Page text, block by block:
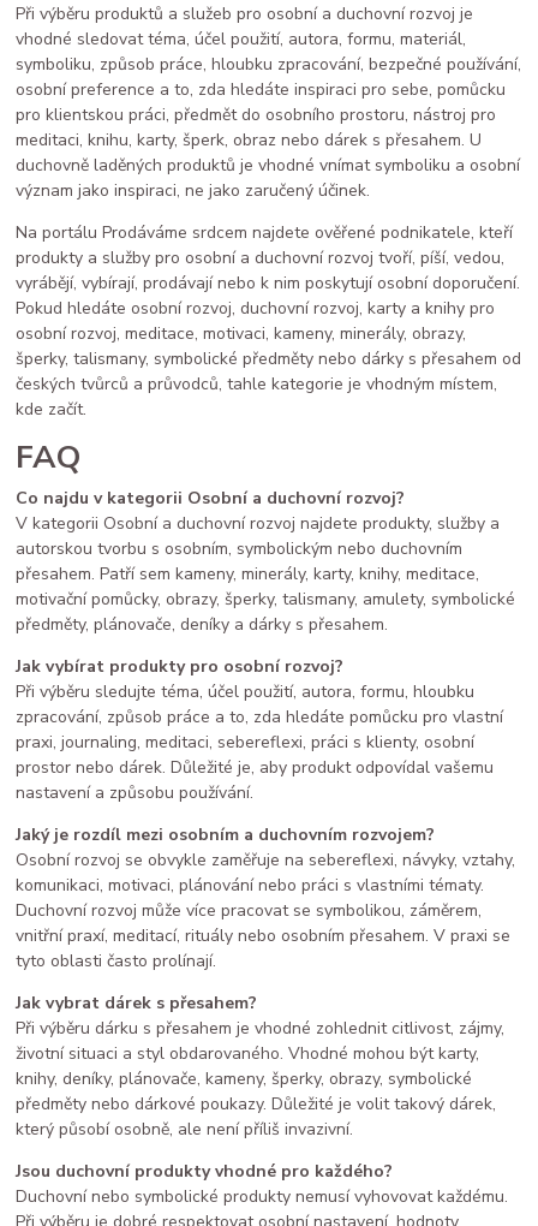
Při výběru produktů a služeb pro osobní a duchovní rozvoj je
vhodné sledovat téma, účel použití, autora, formu, materiál,
symboliku, způsob práce, hloubku zpracování, bezpečné používání,
osobní preference a to, zda hledáte inspiraci pro sebe, pomůcku
pro klientskou práci, předmět do osobního prostoru, nástroj pro
meditaci, knihu, karty, šperk, obraz nebo dárek s přesahem. U
duchovně laděných produktů je vhodné vnímat symboliku a osobní
význam jako inspiraci, ne jako zaručený účinek.
Na portálu Prodáváme srdcem najdete ověřené podnikatele, kteří
produkty a služby pro osobní a duchovní rozvoj tvoří, píší, vedou,
vyrábějí, vybírají, prodávají nebo k nim poskytují osobní doporučení.
Pokud hledáte osobní rozvoj, duchovní rozvoj, karty a knihy pro
osobní rozvoj, meditace, motivaci, kameny, minerály, obrazy,
šperky, talismany, symbolické předměty nebo dárky s přesahem od
českých tvůrců a průvodců, tahle kategorie je vhodným místem,
kde začít.
FAQ
Co najdu v kategorii Osobní a duchovní rozvoj?
V kategorii Osobní a duchovní rozvoj najdete produkty, služby a
autorskou tvorbu s osobním, symbolickým nebo duchovním
přesahem. Patří sem kameny, minerály, karty, knihy, meditace,
motivační pomůcky, obrazy, šperky, talismany, amulety, symbolické
předměty, plánovače, deníky a dárky s přesahem.
Jak vybírat produkty pro osobní rozvoj?
Při výběru sledujte téma, účel použití, autora, formu, hloubku
zpracování, způsob práce a to, zda hledáte pomůcku pro vlastní
praxi, journaling, meditaci, sebereflexi, práci s klienty, osobní
prostor nebo dárek. Důležité je, aby produkt odpovídal vašemu
nastavení a způsobu používání.
Jaký je rozdíl mezi osobním a duchovním rozvojem?
Osobní rozvoj se obvykle zaměřuje na sebereflexi, návyky, vztahy,
komunikaci, motivaci, plánování nebo práci s vlastními tématy.
Duchovní rozvoj může více pracovat se symbolikou, záměrem,
vnitřní praxí, meditací, rituály nebo osobním přesahem. V praxi se
tyto oblasti často prolínají.
Jak vybrat dárek s přesahem?
Při výběru dárku s přesahem je vhodné zohlednit citlivost, zájmy,
životní situaci a styl obdarovaného. Vhodné mohou být karty,
knihy, deníky, plánovače, kameny, šperky, obrazy, symbolické
předměty nebo dárkové poukazy. Důležité je volit takový dárek,
který působí osobně, ale není příliš invazivní.
Jsou duchovní produkty vhodné pro každého?
Duchovní nebo symbolické produkty nemusí vyhovovat každému.